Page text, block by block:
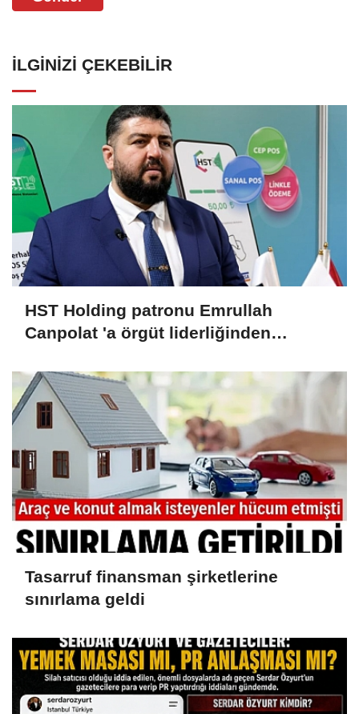
İLGINIZI ÇEKEBILIR
HST Holding patronu Emrullah
Canpolat 'a örgüt liderliğinden
malvarlığına el konuldu
Tasarruf finansman şirketlerine
sınırlama geldi